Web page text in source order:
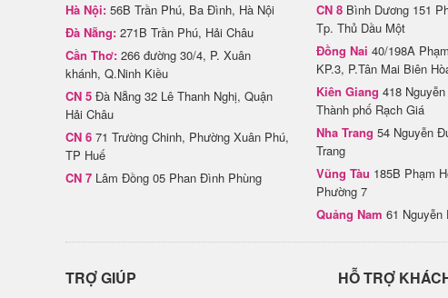
Hà Nội: 56B Trần Phú, Ba Đình, Hà Nội
Đà Nẵng: 271B Trần Phú, Hải Châu
Cần Thơ: 266 đường 30/4, P. Xuân
khánh, Q.Ninh Kiều
CN 5 Đà Nẵng 32 Lê Thanh Nghị, Quận
Hải Châu
CN 6 71 Trường Chinh, Phường Xuân Phú,
TP Huế
CN 7 Lâm Đồng 05 Phan Đình Phùng
CN 8 Bình Dương 151
Tp. Thủ Dầu Một
Đồng Nai 40/198A
KP.3, P.Tân Mai Biên
Kiên Giang 418
Thành phố Rạch Giá
Nha Trang 54 Nguyễn
Trang
Vũng Tàu 185B Phạm
Phường 7
Quảng Nam 61 Nguyễn
TRỢ GIÚP HỖ TRỢ